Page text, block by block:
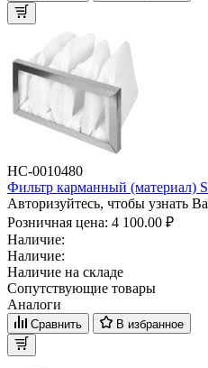
НС-0010480
Фильтр карманный (материал)
Авторизуйтесь, чтобы узнать
Розничная цена: 4 100.00 ₽
Наличие:
Наличие:
Наличие на складе
Сопутствующие товары
Аналоги
Сравнить В избранное